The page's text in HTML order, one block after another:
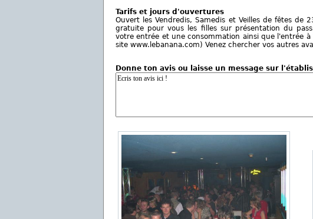
Tarifs et jours d'ouvertures
Ouvert les Vendredis, Samedis et Veilles de fêtes
gratuite pour vous les filles sur présentation du
votre entrée et une consommation ainsi que l'entrée
site www.lebanana.com) Venez chercher vos autres
Donne ton avis ou laisse un message sur